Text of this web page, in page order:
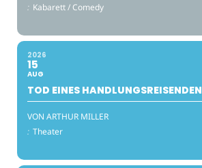
: Kabarett / Comedy
2026
15
AUG
TOD EINES HANDLUNGSREISENDEN
VON ARTHUR MILLER
: Theater